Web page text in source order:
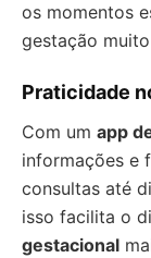
os momentos
gestação
Praticidade
Com um app
informações e
consultas até
isso facilita o
gestacional